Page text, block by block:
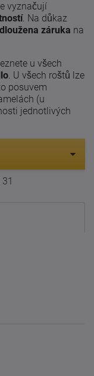
vyznačují
. Na důkaz
záruka na
u všech
. U všech roštů lze
posuvem
(u
jednotlivých
31